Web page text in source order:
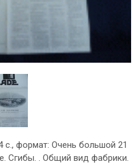
с., формат: Очень большой 21
Сгибы. . Общий вид фабрики.